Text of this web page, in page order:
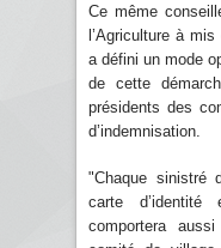
Ce même
l’Agriculture à
a défini un mode
de cette
présidents des
d’indemnisation.
"Chaque sinistré
carte
comportera